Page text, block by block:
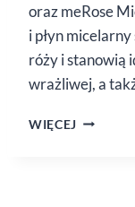
oraz meRose
i płyn
róży i stanowią
wrażliwej, a
WIĘCEJ ZESTAW